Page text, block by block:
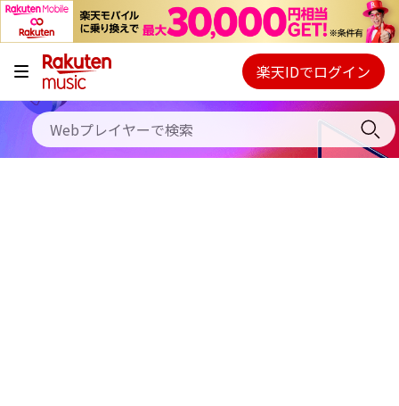
キャンペーン
料金プラン
使い方
Webプレイヤー
ご契約内容の確認・変更
楽天IDでログイン